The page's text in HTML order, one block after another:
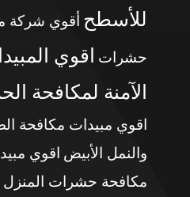
للأسطح أقوي شركة
حشرات
اقوي
الآمنة لمكافحة
اقوي مبيدات مكافحة
والنمل الأبيض اقوي
مكافحة حشرات المنزل